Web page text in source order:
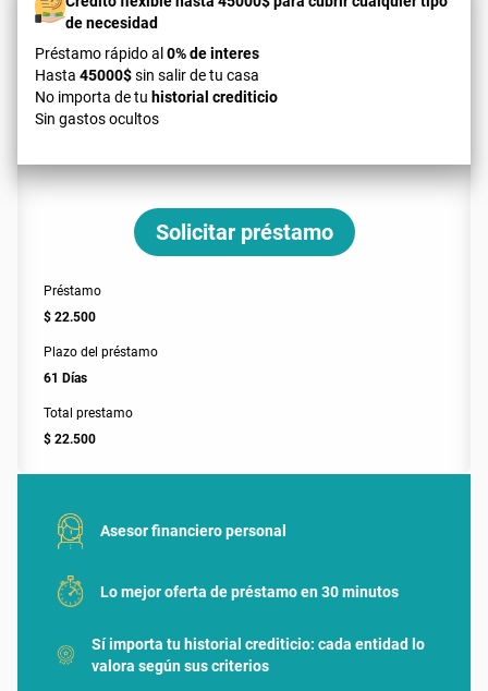
de necesidad
Préstamo rápido al0% de interes
Hasta 45000$sin salir de tu casa
No importa de tu historial crediticio
Sin gastos ocultos
Solicitar préstamo
Préstamo
$ 22.500
Plazo del préstamo
61 Días
Total prestamo
$ 22.500
Asesor financiero personal
Lo mejor oferta de préstamo en 30 minutos
Sí importa tu historial crediticio: cada entidad lo
valora según sus criterios